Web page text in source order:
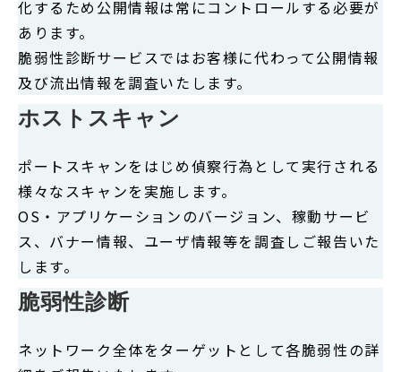
化するため公開情報は常にコントロールする必要が
あります。
脆弱性診断サービスではお客様に代わって公開情報
及び流出情報を調査いたします。
ホストスキャン
ポートスキャンをはじめ偵察行為として実行される
様々なスキャンを実施します。
OS・アプリケーションのバージョン、稼動サービ
ス、バナー情報、ユーザ情報等を調査しご報告いた
します。
脆弱性診断
ネットワーク全体をターゲットとして各脆弱性の詳